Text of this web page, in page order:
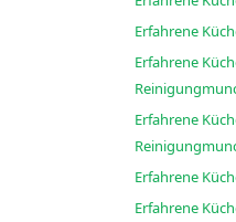
Erfahrene
Erfahrene